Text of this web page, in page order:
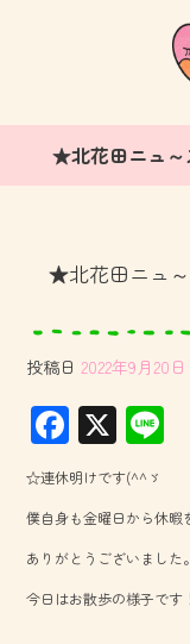
★北花田ニュ
★北花田ニュ
投稿日 2022年9月20日
F
ac
e
b
o
ok
X
☆連休明けです(^^ゞ
僕自身も金曜日から休暇
ありがとうございました。
今日はお散歩の様子です